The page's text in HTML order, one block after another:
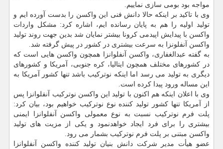
مواجه بود بومی سازی نماییم.
وی با تاکید بر اینکه حالا دانش فنی این واکسن را بدست آورده ایم و
تولید اولیه را هم به پایان رسانده ایم، اشاره کرد: مشکل واردات
واکسن با پیدایش اپیدمی کرونا بیشتر نمایان شد بدین جهت روند تولید
واکسن آنفلونزا به سرعت بیشتری در کشور در پیش گرفته شد.
به گفته عبدالغفاری، واکسن آنفلوانزا همچون واکسن هایی است که
در کشورهای مختلف همچون ایتالیا، کره جنوبی، آمریکا و کشورهای
دیگری به تولید می رسد اما اینکه نوترکیب باشد تنها کشور آمریکا به
این مساله ورود پیدا کرده است.
وی با اعلان اینکه هم اکنون با تولید این واکسن نوترکیب آنفلوانزا پس
از آمریکا تنها کشور تولید کننده نوع نوترکیب خواهیم بود، بیان کرد:
پلت فرم نوترکیب نسبت به نوع معمولی واکسن آنفلوانزا ایمنی
بیشتری را برای فرد ایجاد خواهدنمود و یکی از مزیت های تولید
واکسن مبتنی بر پلت فرم نوترکیب بشمار می رود.
عضو هیأت مدیر شرکت دانش بنیان تولید کننده واکسن آنفلوانزا